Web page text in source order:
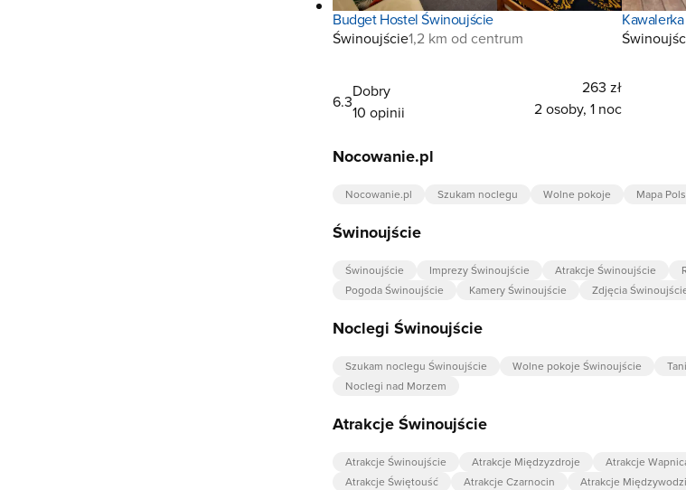
Budget Hostel Świnoujście
Świnoujście1,2 km od centrum
6.3
Dobry
10 opinii
263 zł
2 osoby, 1 noc
Nocowanie.pl
Nocowanie.pl Szukam noclegu Wolne pokoje Mapa
Świnoujście
Świnoujście Imprezy Świnoujście Atrakcje Świnoujście
Pogoda Świnoujście
Kamery Świnoujście Zdjęcia
Noclegi Świnoujście
Szukam noclegu Świnoujście Wolne pokoje Świnoujście
Noclegi nad Morzem
Atrakcje Świnoujście
Atrakcje Świnoujście Atrakcje Międzyzdroje Atrakcje
Atrakcje Świętouść
Atrakcje Czarnocin Atrakcje